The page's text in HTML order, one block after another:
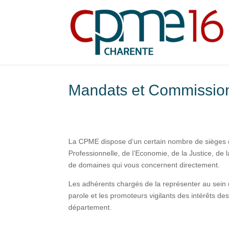
Mandats et
La CPME dispose d’un certain nombre de
Professionnelle, de l’Economie, de la Justice,
de domaines qui vous concernent directement.
Les adhérents chargés de la représenter au
parole et les promoteurs vigilants des intérêts
département.